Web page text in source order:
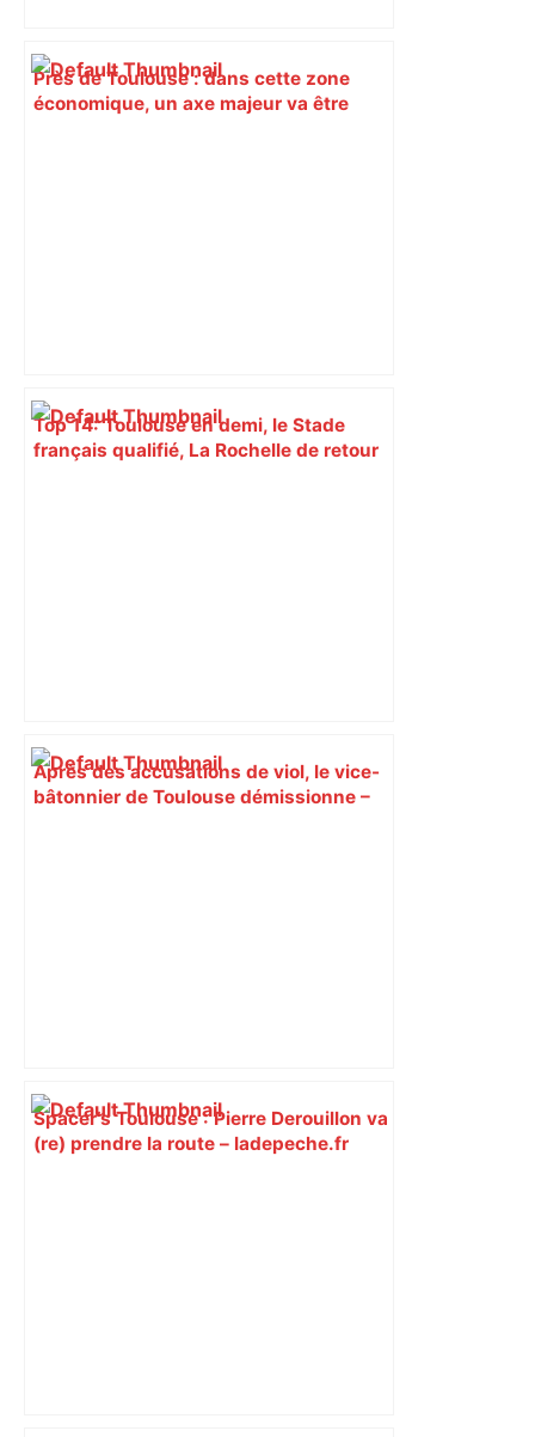
Près de Toulouse : dans cette zone
économique, un axe majeur va être
Top 14: Toulouse en demi, le Stade
français qualifié, La Rochelle de retour
Après des accusations de viol, le vice-
bâtonnier de Toulouse démissionne –
Spacer’s Toulouse : Pierre Derouillon va
(re) prendre la route – ladepeche.fr